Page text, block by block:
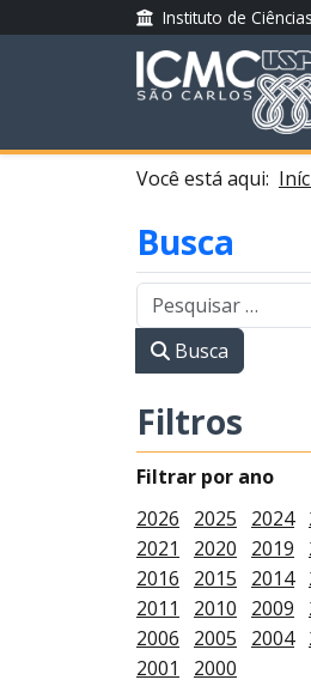
Instituto de
Você está aqui:
Busca
Busca
Filtros
Filtrar por ano
2026
2025 2024
2021
2020 2019
2016
2015 2014
2011
2010 2009
2006
2005 2004
2001
2000